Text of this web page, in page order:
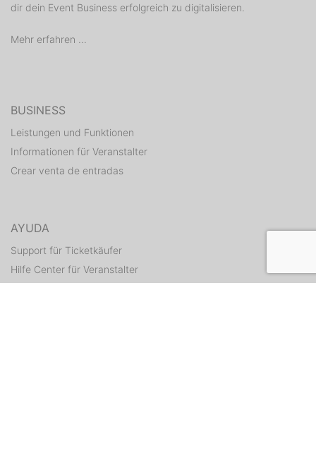
dir dein Event Business erfolgreich zu digitalisieren.
Mehr erfahren ...
BUSINESS
Leistungen und Funktionen
Informationen für Veranstalter
Crear venta de entradas
AYUDA
Support für Ticketkäufer
Hilfe Center für Veranstalter